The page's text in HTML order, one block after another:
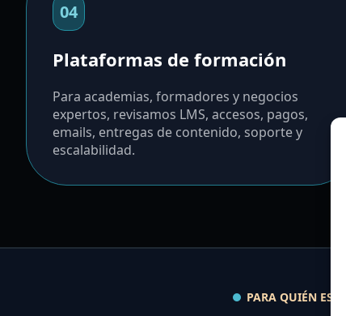
04
Plataformas de formación
Para academias, formadores y negocios
expertos, revisamos LMS, accesos, pagos,
emails, entregas de contenido, soporte y
escalabilidad.
PARA QUIÉN ES